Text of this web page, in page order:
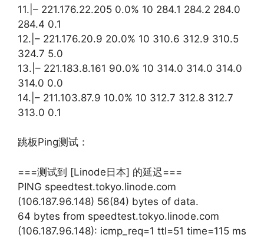
11.|– 221.176.22.205 0.0% 10 284.1 284.2 284.0
284.4 0.1
12.|– 221.176.20.9 20.0% 10 310.6 312.9 310.5
324.7 5.0
13.|– 221.183.8.161 90.0% 10 314.0 314.0 314.0
314.0 0.0
14.|– 211.103.87.9 10.0% 10 312.7 312.8 312.7
313.0 0.1
跳板Ping测试：
===测试到 [Linode日本] 的延迟===
PING speedtest.tokyo.linode.com
(106.187.96.148) 56(84) bytes of data.
64 bytes from speedtest.tokyo.linode.com
(106.187.96.148): icmp_req=1 ttl=51 time=115 ms